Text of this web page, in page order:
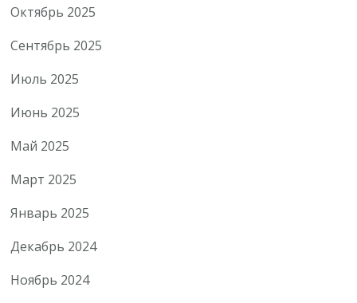
Октябрь 2025
Сентябрь 2025
Июль 2025
Июнь 2025
Май 2025
Март 2025
Январь 2025
Декабрь 2024
Ноябрь 2024